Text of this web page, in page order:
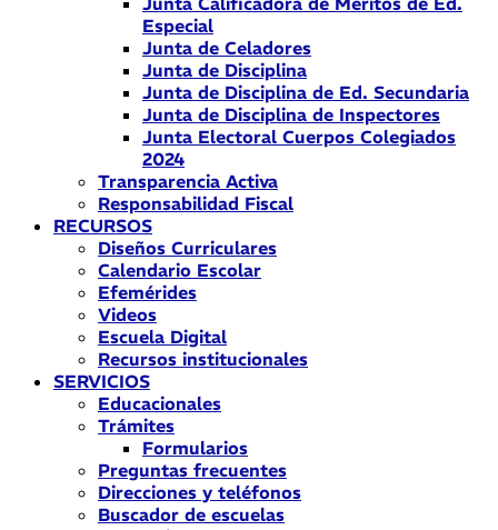
Especial
Junta de Celadores
Junta de Disciplina
Junta de Disciplina de Ed. Secundaria
Junta de Disciplina de Inspectores
Junta Electoral Cuerpos Colegiados
2024
Transparencia Activa
Responsabilidad Fiscal
RECURSOS
Diseños Curriculares
Calendario Escolar
Efemérides
Videos
Escuela Digital
Recursos institucionales
SERVICIOS
Educacionales
Trámites
Formularios
Preguntas frecuentes
Direcciones y teléfonos
Buscador de escuelas